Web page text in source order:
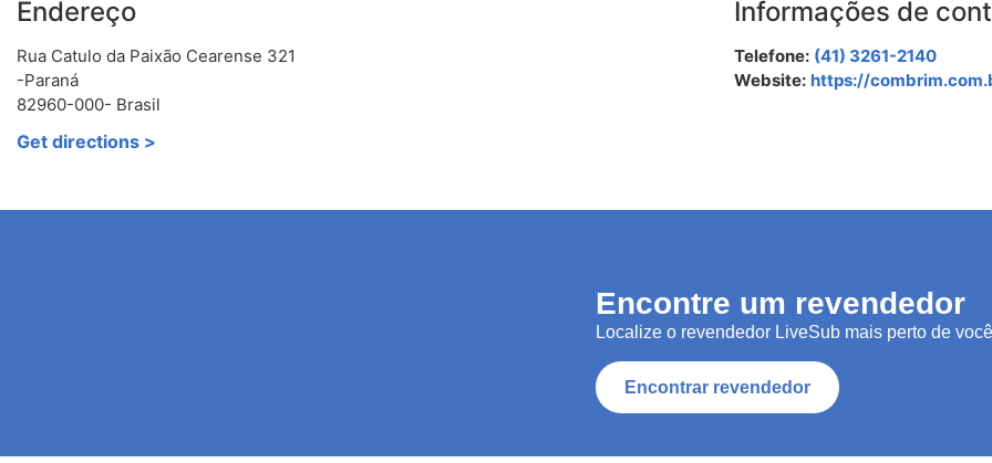
Endereço
Rua Catulo da Paixão Cearense 321
-Paraná
82960-000- Brasil
Get directions >
Informações de
Telefone: (41) 3261-2140
Website: https://
Encontre um revendedor
Localize o revendedor LiveSub mais perto de
Encontrar revendedor